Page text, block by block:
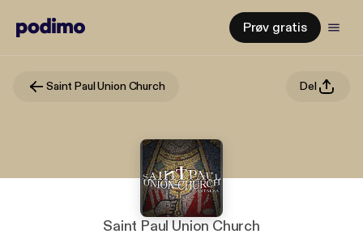
Prøv gratis
Saint Paul Union Church Del
Saint Paul Union Church